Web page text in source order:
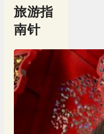
旅游指
南针